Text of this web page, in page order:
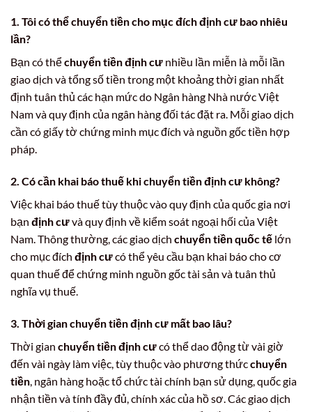
1. Tôi có thể chuyển tiền cho mục đích định cư bao nhiêu
lần?
Bạn có thểchuyển tiền định cư nhiều lần miễn là mỗi lần
giao dịch và tổng số tiền trong một khoảng thời gian nhất
định tuân thủ các hạn mức do Ngân hàng Nhà nước Việt
Nam và quy định của ngân hàng đối tác đặt ra. Mỗi giao dịch
cần có giấy tờ chứng minh mục đích và nguồn gốc tiền hợp
pháp.
2. Có cần khai báo thuế khi chuyển tiền định cư không?
Việc khai báo thuế tùy thuộc vào quy định của quốc gia nơi
bạn định cưvà quy định về kiểm soát ngoại hối của Việt
Nam. Thông thường, các giao dịch chuyển tiền quốc tế lớn
cho mục đích định cưcó thể yêu cầu bạn khai báo cho cơ
quan thuế để chứng minh nguồn gốc tài sản và tuân thủ
nghĩa vụ thuế.
3. Thời gian chuyển tiền định cư mất bao lâu?
Thời gian chuyển tiền định cưcó thể dao động từ vài giờ
đến vài ngày làm việc, tùy thuộc vào phương thứcchuyển
tiền , ngân hàng hoặc tổ chức tài chính bạn sử dụng, quốc gia
nhận tiền và tính đầy đủ, chính xác của hồ sơ. Các giao dịch